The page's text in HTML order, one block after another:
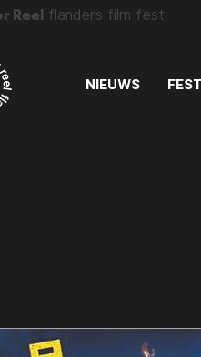
flanders film fest
Reel
NIEUWS